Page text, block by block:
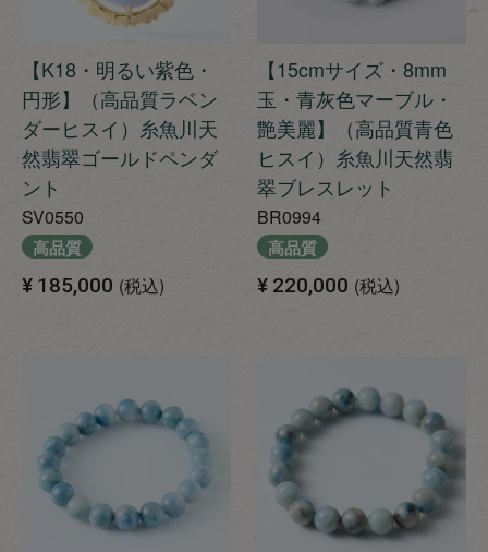
【K18・明るい紫色・
円形】（高品質ラベン
ダーヒスイ）糸魚川天
然翡翠ゴールドペンダ
ント
SV0550
高品質
¥ 185,000 税込
【15cmサイズ・8mm
玉・青灰色マーブル・
艶美麗】（高品質青色
ヒスイ）糸魚川天然翡
翠ブレスレット
BR0994
高品質
¥ 220,000 税込